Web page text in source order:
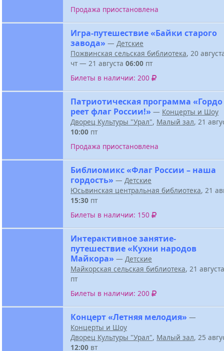
Продажа приостановлена
Игра-путешествие «Байки старого
завода» — Детские
Пожвинская сельская библиотека, 20
чт — 21 августа 06:00 пт
Билеты в наличии: 200
Патриотическая программа «Гордо
реет флаг России!» — Концерты и Шоу
Дворец Культуры "Урал", Малый зал, 21
10:00 пт
Продажа приостановлена
Библиомикс «Флаг России – наша
гордость» — Детские
Юсьвинская центральная библиотека, 21
15:30 пт
Билеты в наличии: 150
Интерактивное занятие-
путешествие «Кухни народов
Майкора» — Детские
Майкорская сельская библиотека, 21
пт
Билеты в наличии: 200
Концерт «Летняя мелодия» —
Концерты и Шоу
Дворец Культуры "Урал", Малый зал, 25
12:00 вт